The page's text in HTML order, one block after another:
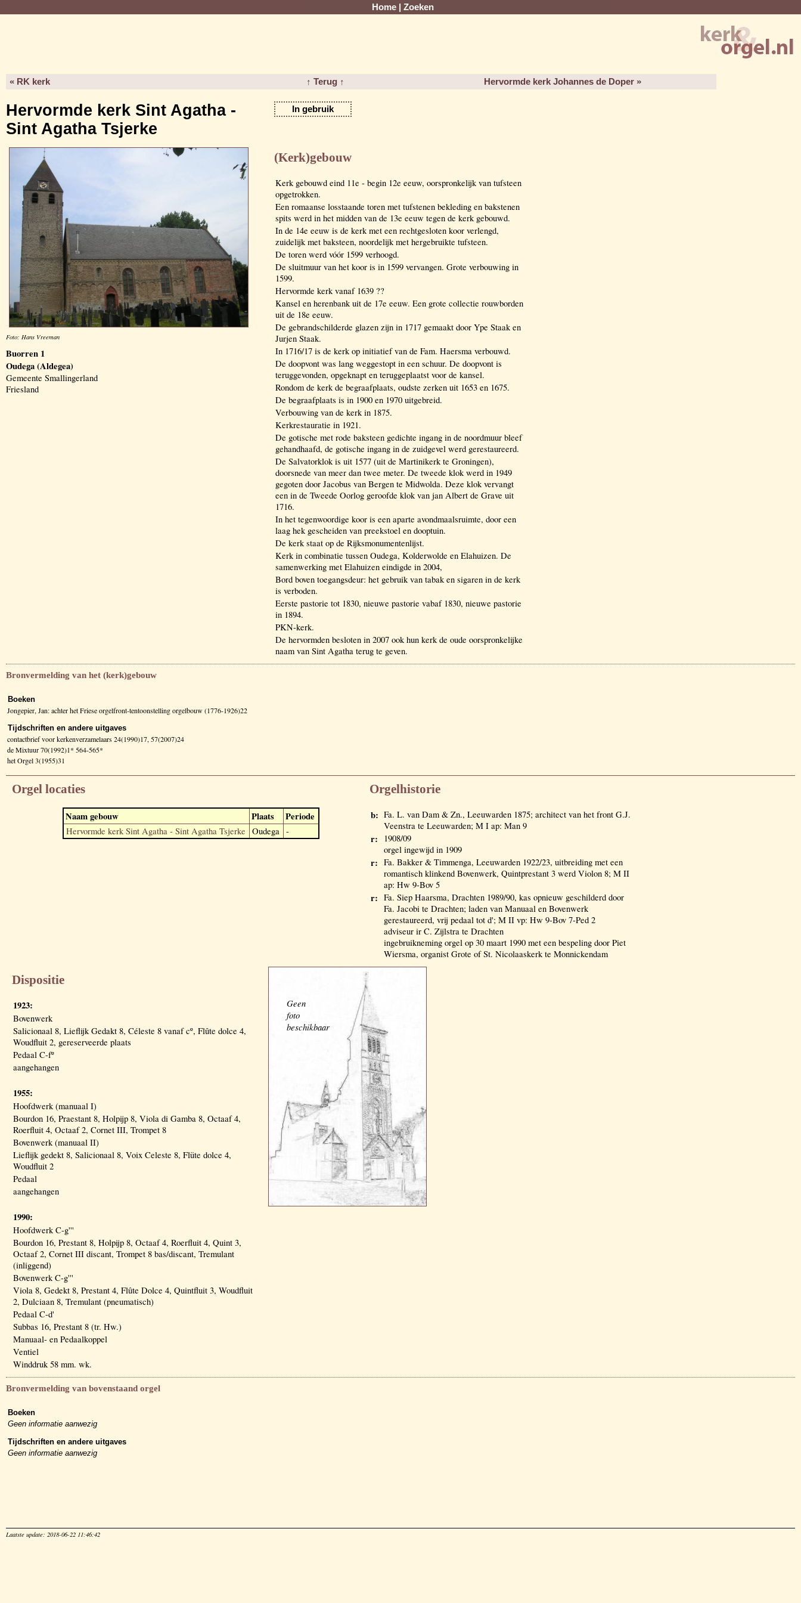
Home Zoeken
« RK kerk ↑ Terug ↑ Hervormde kerk Johannes de Doper »
Hervormde kerk Sint Agatha -
Sint Agatha Tsjerke
In gebruik
Foto: Hans Vreeman
Buorren 1
Oudega (Aldegea)
Gemeente Smallingerland
Friesland
(Kerk)gebouw
Kerk gebouwd eind 11e - begin 12e eeuw, oorspronkelijk van tufsteen
opgetrokken.
Een romaanse losstaande toren met tufstenen bekleding en bakstenen
spits werd in het midden van de 13e eeuw tegen de kerk gebouwd.
In de 14e eeuw is de kerk met een rechtgesloten koor verlengd,
zuidelijk met baksteen, noordelijk met hergebruikte tufsteen.
De toren werd vóór 1599 verhoogd.
De sluitmuur van het koor is in 1599 vervangen. Grote verbouwing in
1599.
Hervormde kerk vanaf 1639 ??
Kansel en herenbank uit de 17e eeuw. Een grote collectie rouwborden
uit de 18e eeuw.
De gebrandschilderde glazen zijn in 1717 gemaakt door Ype Staak en
Jurjen Staak.
In 1716/17 is de kerk op initiatief van de Fam. Haersma verbouwd.
De doopvont was lang weggestopt in een schuur. De doopvont is
teruggevonden, opgeknapt en teruggeplaatst voor de kansel.
Rondom de kerk de begraafplaats, oudste zerken uit 1653 en 1675.
De begraafplaats is in 1900 en 1970 uitgebreid.
Verbouwing van de kerk in 1875.
Kerkrestauratie in 1921.
De gotische met rode baksteen gedichte ingang in de noordmuur bleef
gehandhaafd, de gotische ingang in de zuidgevel werd gerestaureerd.
De Salvatorklok is uit 1577 (uit de Martinikerk te Groningen),
doorsnede van meer dan twee meter. De tweede klok werd in 1949
gegoten door Jacobus van Bergen te Midwolda. Deze klok vervangt
een in de Tweede Oorlog geroofde klok van jan Albert de Grave uit
1716.
In het tegenwoordige koor is een aparte avondmaalsruimte, door een
laag hek gescheiden van preekstoel en dooptuin.
De kerk staat op de Rijksmonumentenlijst.
Kerk in combinatie tussen Oudega, Kolderwolde en Elahuizen. De
samenwerking met Elahuizen eindigde in 2004,
Bord boven toegangsdeur: het gebruik van tabak en sigaren in de kerk
is verboden.
Eerste pastorie tot 1830, nieuwe pastorie vabaf 1830, nieuwe pastorie
in 1894.
PKN-kerk.
De hervormden besloten in 2007 ook hun kerk de oude oorspronkelijke
naam van Sint Agatha terug te geven.
Bronvermelding van het (kerk)gebouw
Boeken
Jongepier, Jan: achter het Friese orgelfront-tentoonstelling orgelbouw (1776-1926)22
Tijdschriften en andere uitgaves
contactbrief voor kerkenverzamelaars 24(1990)17, 57(2007)24
de Mixtuur 70(1992)1* 564-565*
het Orgel 3(1955)31
Orgel locaties
Naam gebouw Plaats Periode
Hervormde kerk Sint Agatha - Sint Agatha Tsjerke Oudega -
Orgelhistorie
b: Fa. L. van Dam & Zn., Leeuwarden 1875; architect van het front G.J.
Veenstra te Leeuwarden; M I ap: Man 9
r:
1908/09
orgel ingewijd in 1909
r: Fa. Bakker & Timmenga, Leeuwarden 1922/23, uitbreiding met een
romantisch klinkend Bovenwerk, Quintprestant 3 werd Violon 8; M II
ap: Hw 9-Bov 5
r: Fa. Siep Haarsma, Drachten 1989/90, kas opnieuw geschilderd door
Fa. Jacobi te Drachten; laden van Manuaal en Bovenwerk
gerestaureerd, vrij pedaal tot d'; M II vp: Hw 9-Bov 7-Ped 2
adviseur ir C. Zijlstra te Drachten
ingebruikneming orgel op 30 maart 1990 met een bespeling door Piet
Wiersma, organist Grote of St. Nicolaaskerk te Monnickendam
Dispositie
1923:
Bovenwerk
Salicionaal 8, Lieflijk Gedakt 8, Céleste 8 vanaf cº, Flûte dolce 4,
Woudfluit 2, gereserveerde plaats
Pedaal C-fº
aangehangen
1955:
Hoofdwerk (manuaal I)
Bourdon 16, Praestant 8, Holpijp 8, Viola di Gamba 8, Octaaf 4,
Roerfluit 4, Octaaf 2, Cornet III, Trompet 8
Bovenwerk (manuaal II)
Lieflijk gedekt 8, Salicionaal 8, Voix Celeste 8, Flüte dolce 4,
Woudfluit 2
Pedaal
aangehangen
1990:
Hoofdwerk C-g'''
Bourdon 16, Prestant 8, Holpijp 8, Octaaf 4, Roerfluit 4, Quint 3,
Octaaf 2, Cornet III discant, Trompet 8 bas/discant, Tremulant
(inliggend)
Bovenwerk C-g'''
Viola 8, Gedekt 8, Prestant 4, Flûte Dolce 4, Quintfluit 3, Woudfluit
2, Dulciaan 8, Tremulant (pneumatisch)
Pedaal C-d'
Subbas 16, Prestant 8 (tr. Hw.)
Manuaal- en Pedaalkoppel
Ventiel
Winddruk 58 mm. wk.
Geen
foto
beschikbaar
Bronvermelding van bovenstaand orgel
Boeken
Geen informatie aanwezig
Tijdschriften en andere uitgaves
Geen informatie aanwezig
Laatste update: 2018-06-22 11:46:42